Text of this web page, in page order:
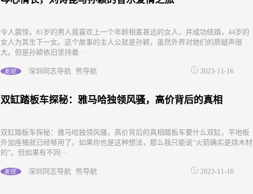
令人震惊，81岁的男人竟喜欢上一个年龄相差甚远的女人，并成功结婚，44岁的
女人为其生下一女。这个故事的主人公就是孙颖，虽然外界对她们的质疑声很
大。但是孙颖依旧坚持着···
发现 深圳同志导航 熊导航 2023-11-16
双缸踏板车探秘：雅马哈独领风骚，高价背后的真相
双缸踏板车探秘：雅马哈独领风骚，高价背后的真相踏板车要什么双缸，平地板
外加座桶就已经够用了。如果你也是这种想法，那么我只能说“火箭确实是烧木材
的”。但如果有不同···
发现 深圳同志导航 熊导航 2023-11-16